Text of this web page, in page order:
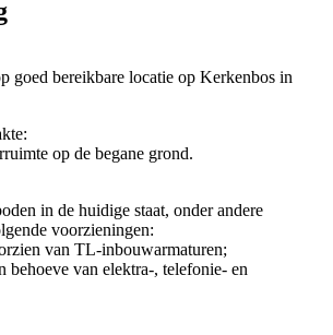
goed bereikbare locatie op Kerkenbos in
op de begane grond.
in de huidige staat, onder andere
voorzieningen:
van TL-inbouwarmaturen;
behoeve van elektra-, telefonie- en